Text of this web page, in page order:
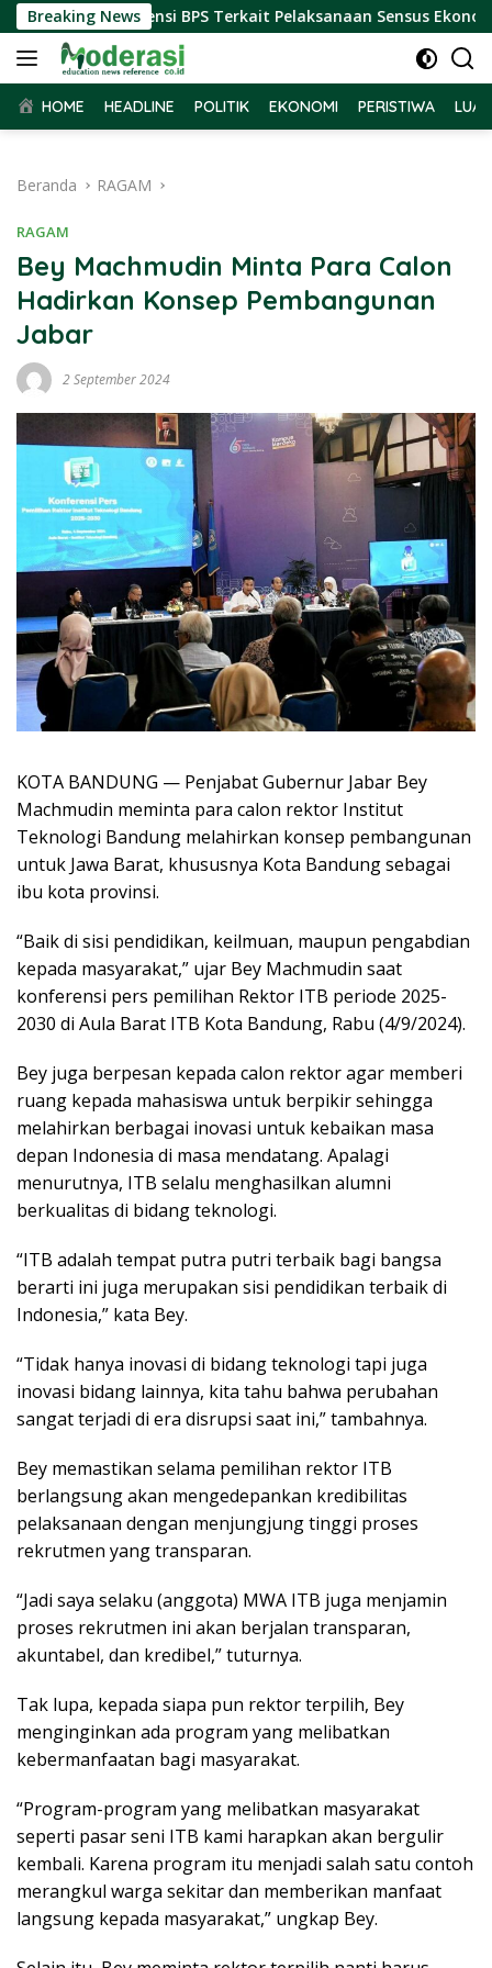
Langsung
ke
konten
Breaking News
Audiensi BPS Terkait Pelaksanaan Sensus Ekonomi 2026
HOME HEADLINE POLITIK EKONOMI PERISTIWA
Beranda RAGAM
RAGAM
Bey Machmudin Minta Para Calon
Hadirkan Konsep Pembangunan
Jabar
2 September 2024
KOTA BANDUNG — Penjabat Gubernur Jabar Bey
Machmudin meminta para calon rektor Institut
Teknologi Bandung melahirkan konsep pembangunan
untuk Jawa Barat, khususnya Kota Bandung sebagai
ibu kota provinsi.
“Baik di sisi pendidikan, keilmuan, maupun pengabdian
kepada masyarakat,” ujar Bey Machmudin saat
konferensi pers pemilihan Rektor ITB periode 2025-
2030 di Aula Barat ITB Kota Bandung, Rabu (4/9/2024).
Bey juga berpesan kepada calon rektor agar memberi
ruang kepada mahasiswa untuk berpikir sehingga
melahirkan berbagai inovasi untuk kebaikan masa
depan Indonesia di masa mendatang. Apalagi
menurutnya, ITB selalu menghasilkan alumni
berkualitas di bidang teknologi.
“ITB adalah tempat putra putri terbaik bagi bangsa
berarti ini juga merupakan sisi pendidikan terbaik di
Indonesia,” kata Bey.
“Tidak hanya inovasi di bidang teknologi tapi juga
inovasi bidang lainnya, kita tahu bahwa perubahan
sangat terjadi di era disrupsi saat ini,” tambahnya.
Bey memastikan selama pemilihan rektor ITB
berlangsung akan mengedepankan kredibilitas
pelaksanaan dengan menjungjung tinggi proses
rekrutmen yang transparan.
“Jadi saya selaku (anggota) MWA ITB juga menjamin
proses rekrutmen ini akan berjalan transparan,
akuntabel, dan kredibel,” tuturnya.
Tak lupa, kepada siapa pun rektor terpilih, Bey
menginginkan ada program yang melibatkan
kebermanfaatan bagi masyarakat.
“Program-program yang melibatkan masyarakat
seperti pasar seni ITB kami harapkan akan bergulir
kembali. Karena program itu menjadi salah satu contoh
merangkul warga sekitar dan memberikan manfaat
langsung kepada masyarakat,” ungkap Bey.